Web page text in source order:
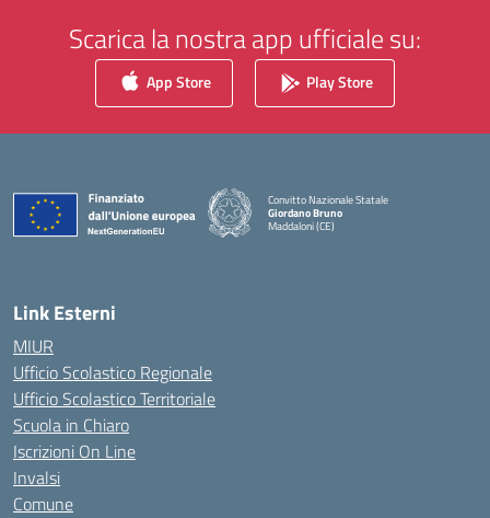
Scarica la nostra app ufficiale su:
App Store Play Store
Convitto Nazionale Statale
Giordano Bruno
Maddaloni (CE)
Link Esterni
MIUR
Ufficio Scolastico Regionale
Ufficio Scolastico Territoriale
Scuola in Chiaro
Iscrizioni On Line
Invalsi
Comune